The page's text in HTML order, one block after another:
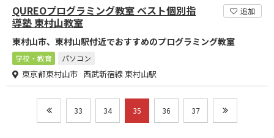
QUREOプログラミング教室 ベスト個別指
導塾 東村山教室
追加
東村山市、東村山駅付近でおすすめのプログラミング教室
学校・教育 パソコン
東京都東村山市 西武新宿線 東村山駅
33 34 35 36 37